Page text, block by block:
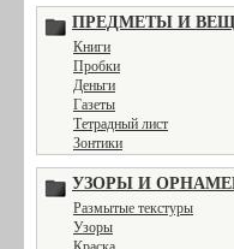
ПРЕДМЕТЫ И
Книги
Пробки
Деньги
Газеты
Тетрадный лист
Зонтики
УЗОРЫ И
Размытые текстуры
Узоры